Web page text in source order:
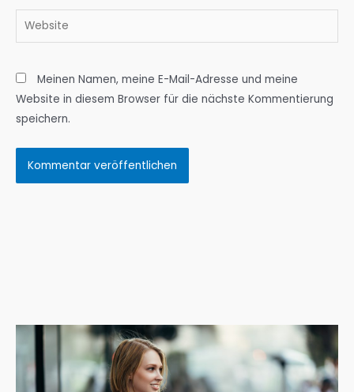
Website
Meinen Namen, meine E-Mail-Adresse und meine
Website in diesem Browser für die nächste Kommentierung
speichern.